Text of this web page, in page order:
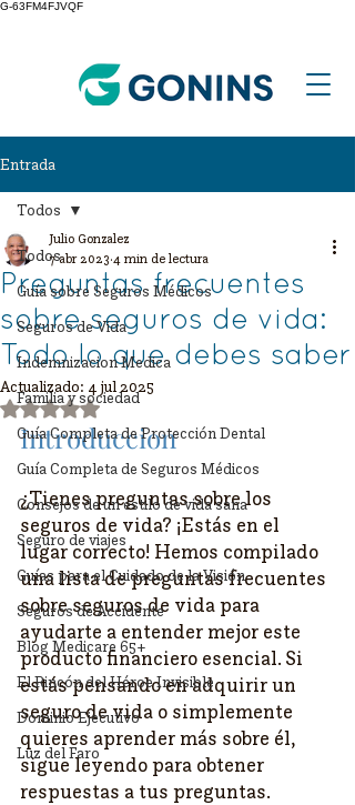
G-63FM4FJVQF
Entrada
Todos
Guía sobre Seguros Médicos
Seguros de Vida
Indemnizacion Medica
Familia y sociedad
Guía Completa de Protección Dental
Guía Completa de Seguros Médicos
Consejos de un estilo de vida sana
Seguro de viajes
Guías para el Cuidado de la Visión
Seguros de Accidente
Blog Medicare 65+
El Rincón del Héroe Invisible
Dominio Ejecutivo
Luz del Faro
Todos
Preguntas frecuentes
sobre seguros de vida:
Todo lo que debes saber
Julio Gonzalez
7 abr 2023 4 min de lectura
Actualizado: 4 jul 2025
Obtuvo NaN de 5 estrellas.
Introduccion
¿Tienes preguntas sobre los
seguros de vida? ¡Estás en el
lugar correcto! Hemos compilado
una lista de preguntas frecuentes
sobre seguros de vida para
ayudarte a entender mejor este
producto financiero esencial. Si
estás pensando en adquirir un
seguro de vida o simplemente
quieres aprender más sobre él,
sigue leyendo para obtener
respuestas a tus preguntas.